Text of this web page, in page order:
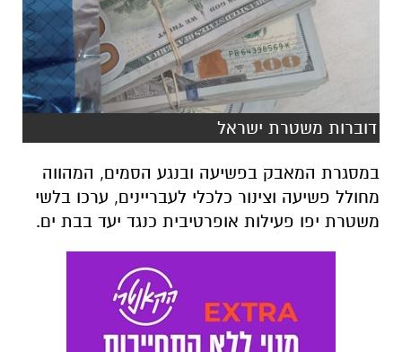
דוברות משטרת ישראל
במסגרת המאבק בפשיעה ובנגע הסמים, המהווה
מחולל פשיעה וצינור כלכלי לעבריינים, ערכו בלשי
משטרת יפו פעילות אופרטיבית כנגד יעד בבת ים.